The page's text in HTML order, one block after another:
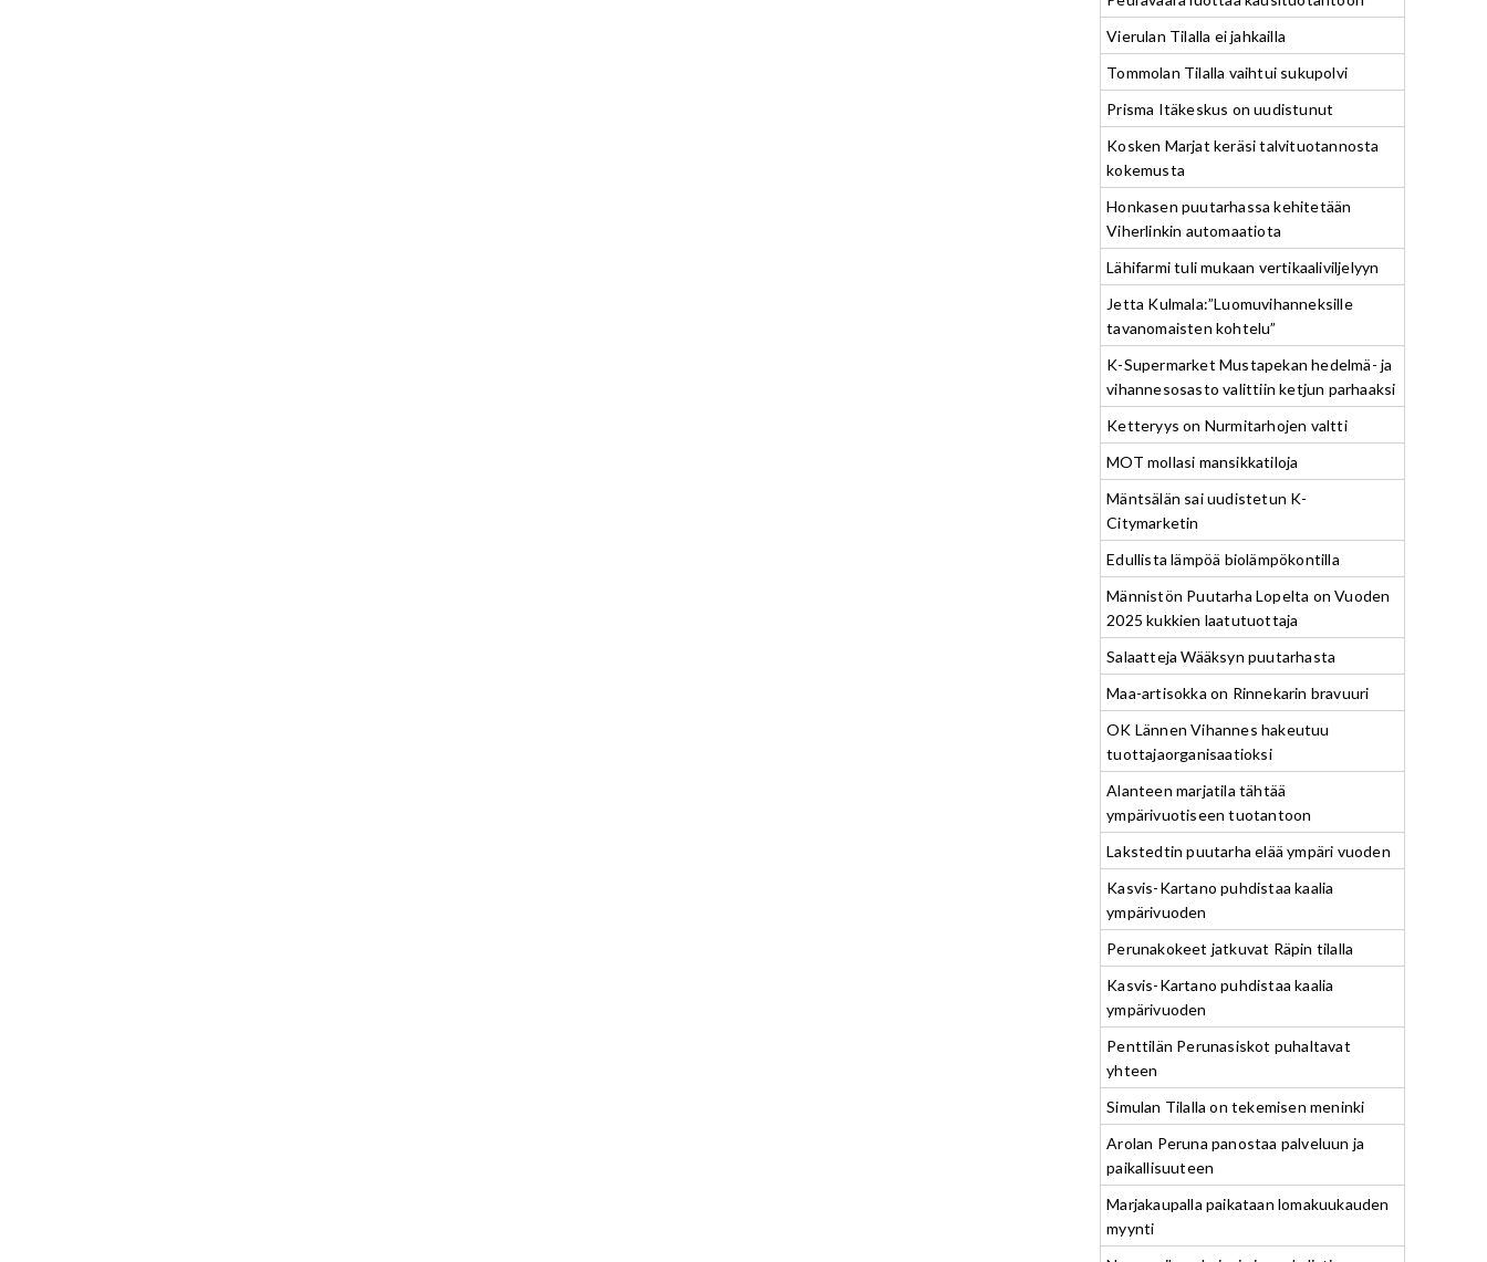
Vierulan Tilalla ei jahkailla
Tommolan Tilalla vaihtui sukupolvi
Prisma Itäkeskus on uudistunut
Kosken Marjat keräsi talvituotannosta
kokemusta
Honkasen puutarhassa kehitetään
Viherlinkin automaatiota
Lähifarmi tuli mukaan vertikaaliviljelyyn
Jetta Kulmala:”Luomuvihanneksille
tavanomaisten kohtelu”
K-Supermarket Mustapekan hedelmä- ja
vihannesosasto valittiin ketjun parhaaksi
Ketteryys on Nurmitarhojen valtti
MOT mollasi mansikkatiloja
Mäntsälän sai uudistetun K-
Citymarketin
Edullista lämpöä biolämpökontilla
Männistön Puutarha Lopelta on Vuoden
2025 kukkien laatutuottaja
Salaatteja Wääksyn puutarhasta
Maa-artisokka on Rinnekarin bravuuri
OK Lännen Vihannes hakeutuu
tuottajaorganisaatioksi
Alanteen marjatila tähtää
ympärivuotiseen tuotantoon
Lakstedtin puutarha elää ympäri vuoden
Kasvis-Kartano puhdistaa kaalia
ympärivuoden
Perunakokeet jatkuvat Räpin tilalla
Kasvis-Kartano puhdistaa kaalia
ympärivuoden
Penttilän Perunasiskot puhaltavat
yhteen
Simulan Tilalla on tekemisen meninki
Arolan Peruna panostaa palveluun ja
paikallisuuteen
Marjakaupalla paikataan lomakuukauden
myynti